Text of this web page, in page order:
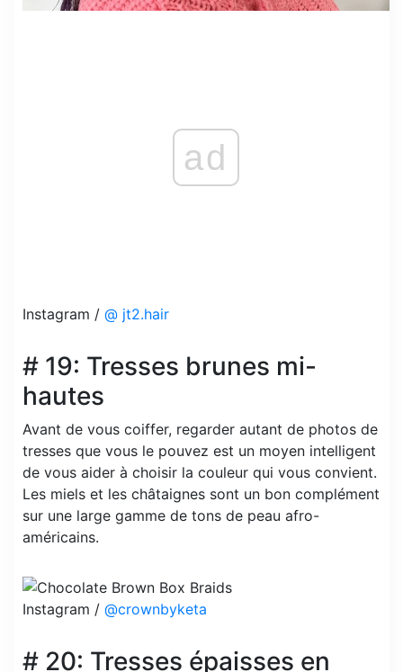
ad
Instagram / @ jt2.hair
# 19: Tresses brunes mi-
hautes
Avant de vous coiffer, regarder autant de photos de
tresses que vous le pouvez est un moyen intelligent
de vous aider à choisir la couleur qui vous convient.
Les miels et les châtaignes sont un bon complément
sur une large gamme de tons de peau afro-
américains.
Instagram / @crownbyketa
# 20: Tresses épaisses en